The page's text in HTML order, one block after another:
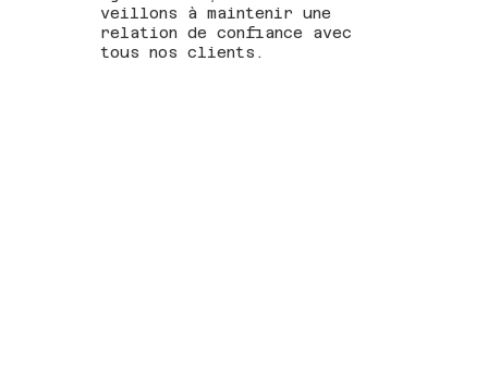
veillons à maintenir une
relation de confiance avec
tous nos clients.